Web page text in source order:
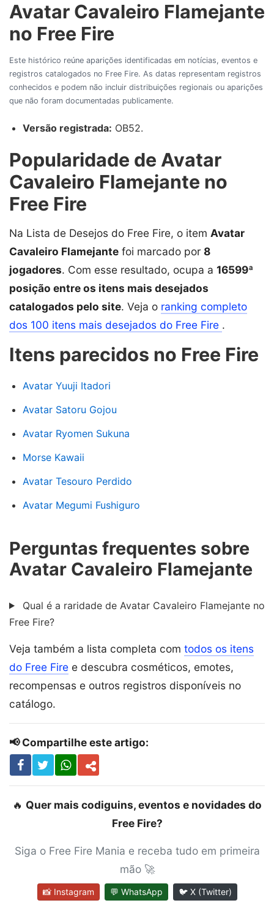
Avatar Cavaleiro Flamejante
no Free Fire
Este histórico reúne aparições identificadas em notícias, eventos e
registros catalogados no Free Fire. As datas representam registros
conhecidos e podem não incluir distribuições regionais ou aparições
que não foram documentadas publicamente.
Versão registrada: OB52.
Popularidade de Avatar
Cavaleiro Flamejante no
Free Fire
Na Lista de Desejos do Free Fire, o item Avatar
Cavaleiro Flamejante foi marcado por 8
jogadores. Com esse resultado, ocupa a 16599ª
posição entre os itens mais desejados
catalogados pelo site. Veja o ranking completo
dos 100 itens mais desejados do Free Fire .
Itens parecidos no Free Fire
Avatar Yuuji Itadori
Avatar Satoru Gojou
Avatar Ryomen Sukuna
Morse Kawaii
Avatar Tesouro Perdido
Avatar Megumi Fushiguro
Perguntas frequentes sobre
Avatar Cavaleiro Flamejante
Qual é a raridade de Avatar Cavaleiro Flamejante no
Free Fire?
Veja também a lista completa com todos os itens
do Free Fire e descubra cosméticos, emotes,
recompensas e outros registros disponíveis no
catálogo.
📢 Compartilhe este artigo:
🔥 Quer mais codiguins, eventos e novidades do
Free Fire?
Siga o Free Fire Mania e receba tudo em primeira
mão 🚀
📸 Instagram 💬 WhatsApp 🐦 X (Twitter)